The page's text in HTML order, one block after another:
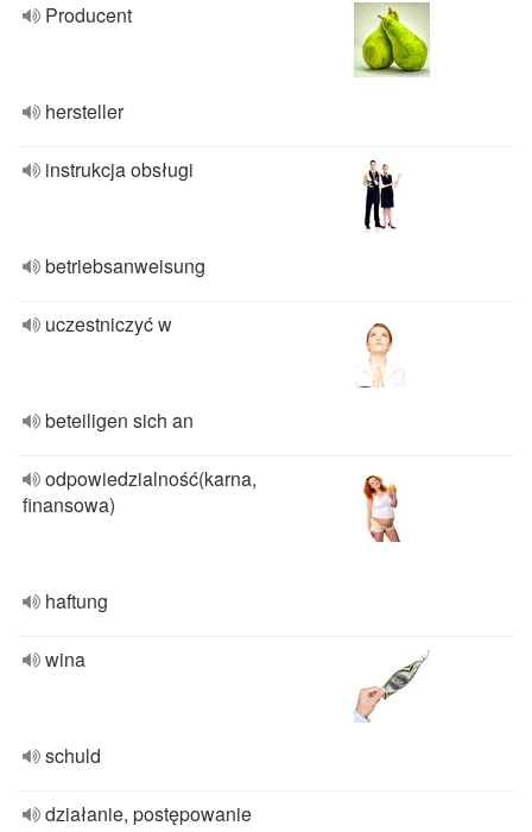
Producent
hersteller
instrukcja obsługi
betriebsanweisung
uczestniczyć w
beteiligen sich an
odpowiedzialność(karna,
finansowa)
haftung
wina
schuld
działanie, postępowanie